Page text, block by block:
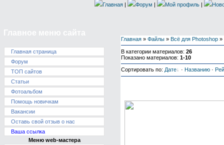
Главная| Форум | Мой профиль|
Главное меню сайта
Главная страница
Форум
ТОП сайтов
Статьи
Фотоальбом
Помощь новичкам
Вакансии
Оставь свой отзыв о нас
Ваша ссылка
Меню web-мастера
Главная » Файлы » Всё для Photoshop »
В категории материалов: 26
Показано материалов: 1-10
Сортировать по: Дате · Названию ·